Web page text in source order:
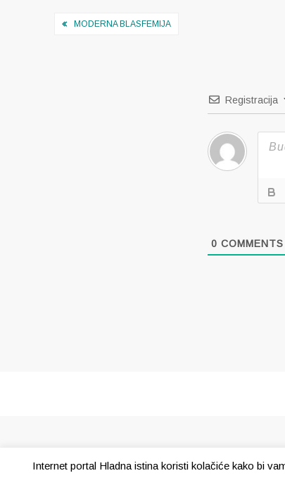
Navigacija
MODERNA BLASFEMIJA
Registracija
0 COMMENTS
Internet portal Hladna istina koristi kolačiće kako bi